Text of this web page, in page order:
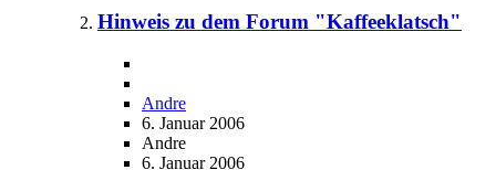
Hinweis zu dem Forum "Kaffeeklatsch"
Andre
6. Januar 2006
Andre
6. Januar 2006